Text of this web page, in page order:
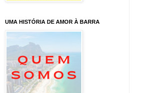
UMA HISTÓRIA DE AMOR À BARRA